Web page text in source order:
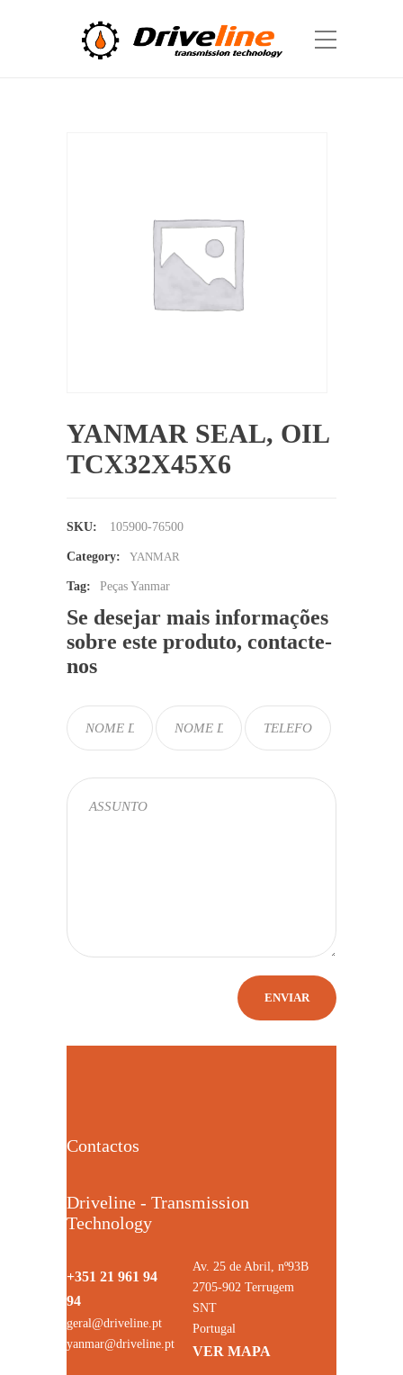
YANMAR SEAL, OIL
TCX32X45X6
SKU: 105900-76500
Category: YANMAR
Tag: Peças Yanmar
Se desejar mais informações
sobre este produto, contacte-
nos
Contactos
Driveline - Transmission
Technology
+351 21 961 94
94
geral@driveline.pt
yanmar@driveline.pt
Av. 25 de Abril, nº93B
2705-902 Terrugem
SNT
Portugal
VER MAPA